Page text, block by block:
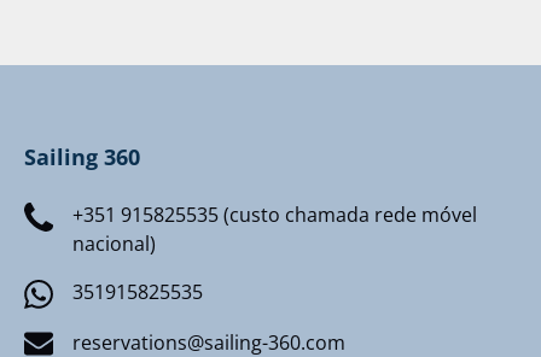
Sailing 360
+351 915825535 (custo chamada rede móvel
nacional)
351915825535
reservations@sailing-360.com